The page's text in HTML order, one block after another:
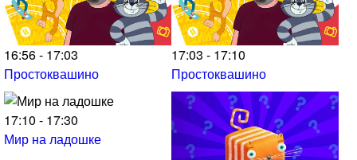
16:56 - 17:03
Простоквашино
17:03 - 17:10
Простоквашино
17:10 - 17:30
Мир на ладошке